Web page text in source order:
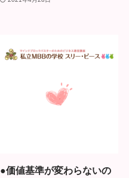
●価値基準が変わらないの